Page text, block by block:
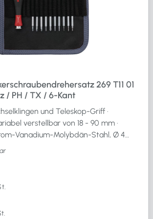
269 T11 01
/ PH / TX / 6-Kant
und Teleskop-Griff ·
verstellbar von 18 - 90 mm ·
Vanadium-Molybdän-Stahl, Ø 4
· ChromTop®-
- 3,5 / 2,5 - 4,0 mmje 1 Klinge für
mit Innen-TORX®-Profil Gr. T 6 - 8
für Schrauben mit Innensechskant-